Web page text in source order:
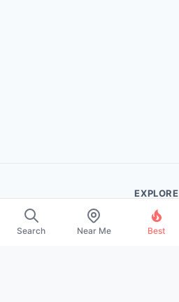
Search Near Me Best
EXPLORE
About Us